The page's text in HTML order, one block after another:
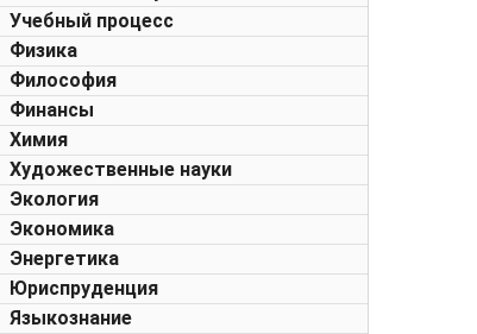
Учебный процесс
Физика
Философия
Финансы
Химия
Художественные науки
Экология
Экономика
Энергетика
Юриспруденция
Языкознание